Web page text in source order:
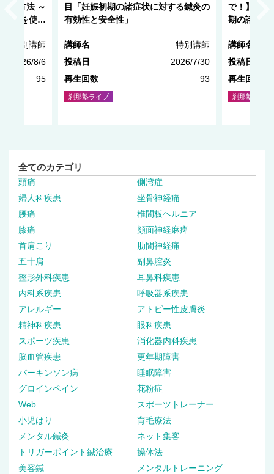
目「妊娠初期の諸症状に対する鍼灸の
有効性と安全性」
講師名
特別講師
投稿日
2026/7/30
再生回数
刹那塾ライブ
で！】ライブセ
期の諸症状に対
講師名
投稿日
再生回数
刹那塾ライブ
全てのカテゴリ
頭痛
側湾症
婦人科疾患
坐骨神経痛
腰痛
椎間板ヘルニア
膝痛
顔面神経麻痺
首肩こり
肋間神経痛
五十肩
副鼻腔炎
整形外科疾患
耳鼻科疾患
内科系疾患
呼吸器系疾患
アレルギー
アトピー性皮膚炎
精神科疾患
眼科疾患
スポーツ疾患
消化器内科疾患
脳血管疾患
更年期障害
パーキンソン病
睡眠障害
グロインペイン
花粉症
Web
スポーツトレーナー
小児はり
育毛療法
メンタル鍼灸
ネット集客
トリガーポイント鍼治療
操体法
美容鍼
メンタルトレーニング